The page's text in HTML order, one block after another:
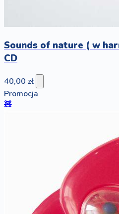
Sounds of nature ( w
CD
40,00 zł
Promocja
🧸